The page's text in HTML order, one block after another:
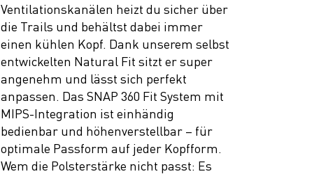
Ventilationskanälen heizt du sicher über
die Trails und behältst dabei immer
einen kühlen Kopf. Dank unserem selbst
entwickelten Natural Fit sitzt er super
angenehm und lässt sich perfekt
anpassen. Das SNAP 360 Fit System mit
MIPS-Integration ist einhändig
bedienbar und höhenverstellbar – für
optimale Passform auf jeder Kopfform.
Wem die Polsterstärke nicht passt: Es